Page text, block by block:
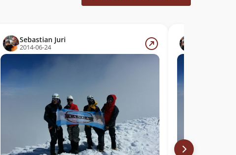
Sebastian Juri
2014-06-24